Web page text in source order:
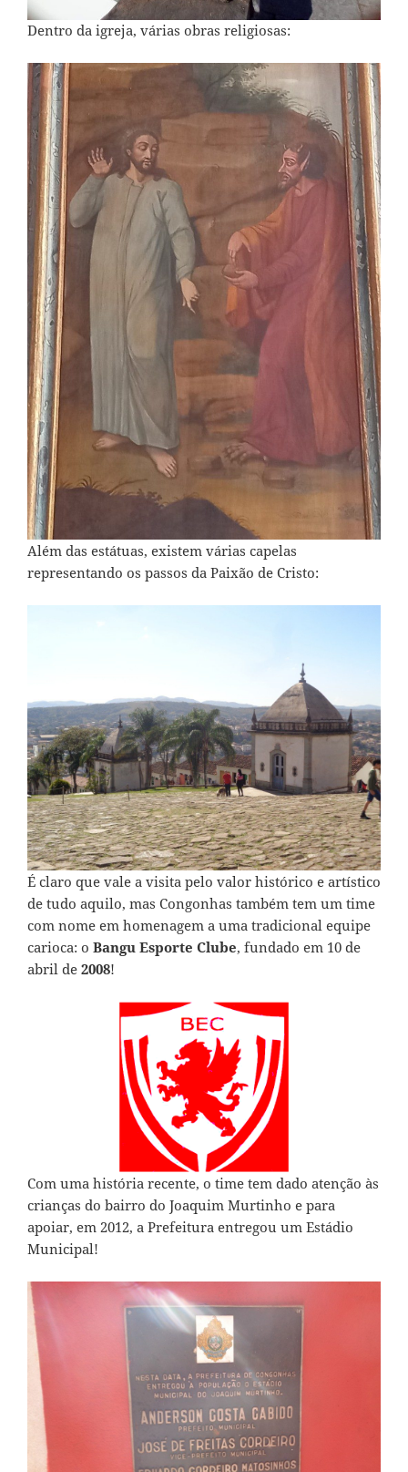
Dentro da igreja, várias obras religiosas:
Além das estátuas, existem várias capelas
representando os passos da Paixão de Cristo:
É claro que vale a visita pelo valor histórico e artístico
de tudo aquilo, mas Congonhas também tem um time
com nome em homenagem a uma tradicional equipe
carioca: o Bangu Esporte Clube, fundado em 10 de
abril de 2008!
Com uma história recente, o time tem dado atenção às
crianças do bairro do Joaquim Murtinho e para
apoiar, em 2012, a Prefeitura entregou um Estádio
Municipal!